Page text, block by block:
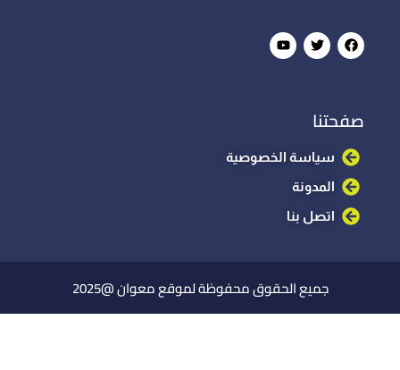
صفحتنا
سياسة الخصوصية
المدونة
اتصل بنا
جميع الحقوق محفوظة لموقع معوان @2025